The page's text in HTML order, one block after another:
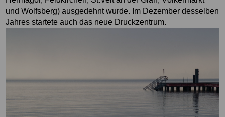
und Wolfsberg) ausgedehnt wurde. Im Dezember desselben
Jahres startete auch das neue Druckzentrum.